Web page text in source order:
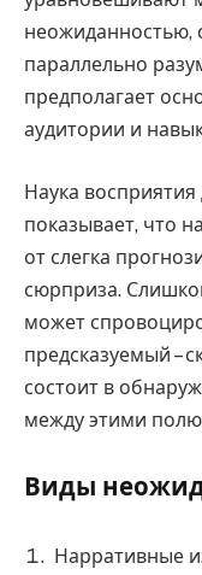
неожиданностью,
параллельно
предполагает
аудитории и
Наука восприятия
показывает, что
от слегка
сюрприза.
может
предсказуемый –
состоит в
между этими
Виды
Нарративные